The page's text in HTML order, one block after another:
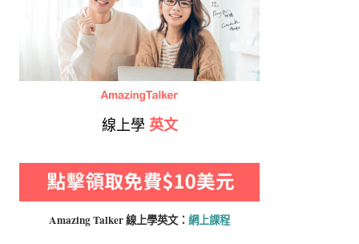
線上學 英文
Amazing Talker 線上學英文： 網上課程